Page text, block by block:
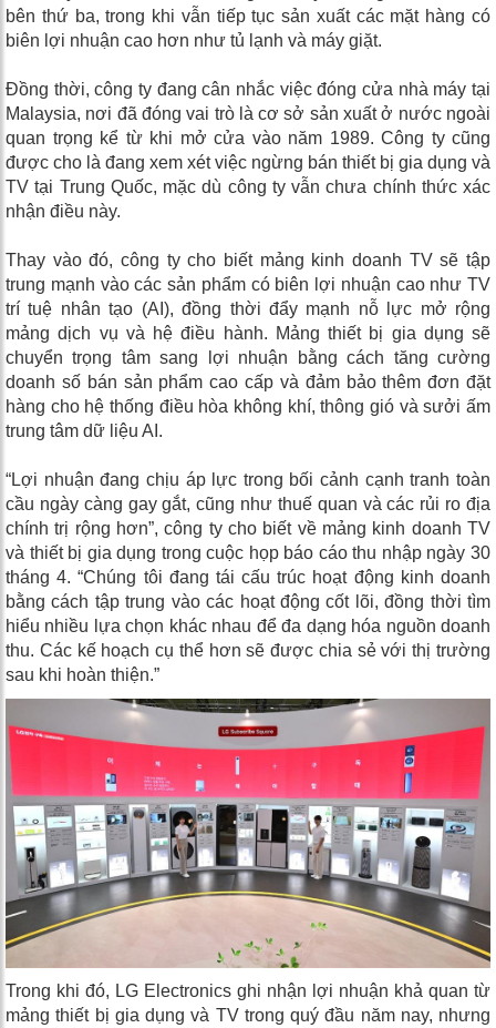
bên thứ ba, trong khi vẫn tiếp tục sản xuất các mặt hàng có
biên lợi nhuận cao hơn như tủ lạnh và máy giặt.
Đồng thời, công ty đang cân nhắc việc đóng cửa nhà máy tại
Malaysia, nơi đã đóng vai trò là cơ sở sản xuất ở nước ngoài
quan trọng kể từ khi mở cửa vào năm 1989. Công ty cũng
được cho là đang xem xét việc ngừng bán thiết bị gia dụng và
TV tại Trung Quốc, mặc dù công ty vẫn chưa chính thức xác
nhận điều này.
Thay vào đó, công ty cho biết mảng kinh doanh TV sẽ tập
trung mạnh vào các sản phẩm có biên lợi nhuận cao như TV
trí tuệ nhân tạo (AI), đồng thời đẩy mạnh nỗ lực mở rộng
mảng dịch vụ và hệ điều hành. Mảng thiết bị gia dụng sẽ
chuyển trọng tâm sang lợi nhuận bằng cách tăng cường
doanh số bán sản phẩm cao cấp và đảm bảo thêm đơn đặt
hàng cho hệ thống điều hòa không khí, thông gió và sưởi ấm
trung tâm dữ liệu AI.
“Lợi nhuận đang chịu áp lực trong bối cảnh cạnh tranh toàn
cầu ngày càng gay gắt, cũng như thuế quan và các rủi ro địa
chính trị rộng hơn”, công ty cho biết về mảng kinh doanh TV
và thiết bị gia dụng trong cuộc họp báo cáo thu nhập ngày 30
tháng 4. “Chúng tôi đang tái cấu trúc hoạt động kinh doanh
bằng cách tập trung vào các hoạt động cốt lõi, đồng thời tìm
hiểu nhiều lựa chọn khác nhau để đa dạng hóa nguồn doanh
thu. Các kế hoạch cụ thể hơn sẽ được chia sẻ với thị trường
sau khi hoàn thiện.”
Trong khi đó, LG Electronics ghi nhận lợi nhuận khả quan từ
mảng thiết bị gia dụng và TV trong quý đầu năm nay, nhưng